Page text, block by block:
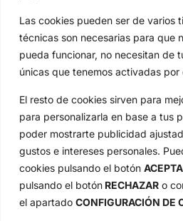
Las cookies pueden ser de varios
técnicas son necesarias para que
pueda funcionar, no necesitan de
únicas que tenemos activadas por
El resto de cookies sirven para
para personalizarla en base a tus
poder mostrarte publicidad
gustos e intereses personales.
cookies pulsando el botón
pulsando el botón RECHAZAR o
el apartado CONFIGURACIÓN DE
Compañía
Aviso Legal
Política de Privacidad
Publicidad
Newsletters
Copyright © 2025 OpenGolf |